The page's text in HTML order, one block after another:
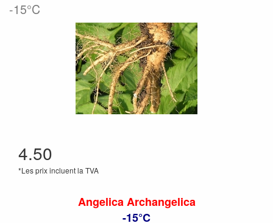
-15°C
4.50
*Les prix incluent la TVA
Angelica Archangelica
-15°C